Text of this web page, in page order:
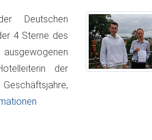
Deutschen
4 Sterne des
der